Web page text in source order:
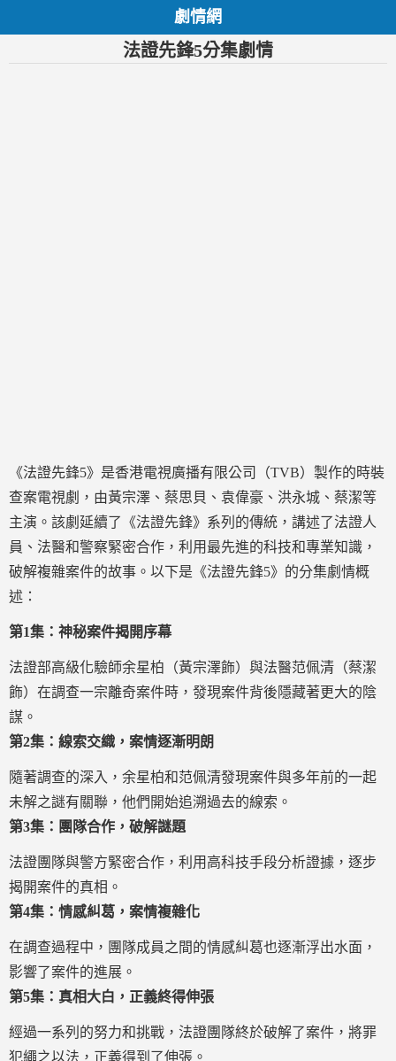
劇情網
法證先鋒5分集劇情
《法證先鋒5》是香港電視廣播有限公司（TVB）製作的時裝
查案電視劇，由黃宗澤、蔡思貝、袁偉豪、洪永城、蔡潔等
主演。該劇延續了《法證先鋒》系列的傳統，講述了法證人
員、法醫和警察緊密合作，利用最先進的科技和專業知識，
破解複雜案件的故事。以下是《法證先鋒5》的分集劇情概
述：
第1集：神秘案件揭開序幕
法證部高級化驗師余星柏（黃宗澤飾）與法醫范佩清（蔡潔
飾）在調查一宗離奇案件時，發現案件背後隱藏著更大的陰
謀。
第2集：線索交織，案情逐漸明朗
隨著調查的深入，余星柏和范佩清發現案件與多年前的一起
未解之謎有關聯，他們開始追溯過去的線索。
第3集：團隊合作，破解謎題
法證團隊與警方緊密合作，利用高科技手段分析證據，逐步
揭開案件的真相。
第4集：情感糾葛，案情複雜化
在調查過程中，團隊成員之間的情感糾葛也逐漸浮出水面，
影響了案件的進展。
第5集：真相大白，正義終得伸張
經過一系列的努力和挑戰，法證團隊終於破解了案件，將罪
犯繩之以法，正義得到了伸張。